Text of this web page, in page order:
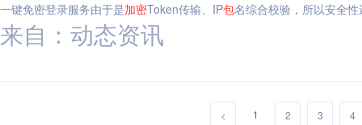
一键免密登录服务由于是加密Token传输、IP包名综合校验，所以安全
来自：动态资讯
< 1 2 3 4